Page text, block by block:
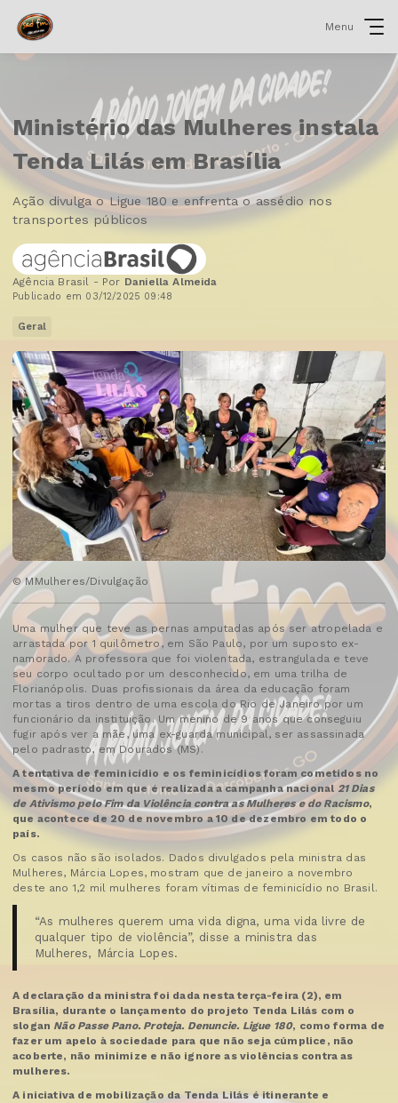
Menu
Ministério das Mulheres instala
Tenda Lilás em Brasília
Ação divulga o Ligue 180 e enfrenta o assédio nos
transportes públicos
Agência Brasil - Por Daniella Almeida
Publicado em 03/12/2025 09:48
Geral
© MMulheres/Divulgação
Uma mulher que teve as pernas amputadas após ser atropelada e
arrastada por 1 quilômetro, em São Paulo, por um suposto ex-
namorado. A professora que foi violentada, estrangulada e teve
seu corpo ocultado por um desconhecido, em uma trilha de
Florianópolis. Duas profissionais da área da educação foram
mortas a tiros dentro de uma escola do Rio de Janeiro por um
funcionário da instituição. Um menino de 9 anos que conseguiu
fugir após ver a mãe, uma ex-guarda municipal, ser assassinada
pelo padrasto, em Dourados (MS).
A tentativa de feminicídio e os feminicídios foram cometidos no
mesmo período em que é realizada a campanha nacional 21 Dias
de Ativismo pelo Fim da Violência contra as Mulheres e do Racismo,
que acontece de 20 de novembro a 10 de dezembro em todo o
país.
Os casos não são isolados. Dados divulgados pela ministra das
Mulheres, Márcia Lopes, mostram que de janeiro a novembro
deste ano 1,2 mil mulheres foram vítimas de feminicídio no Brasil.
“As mulheres querem uma vida digna, uma vida livre de
qualquer tipo de violência”, disse a ministra das
Mulheres, Márcia Lopes.
A declaração da ministra foi dada nesta terça-feira (2), em
Brasília, durante o lançamento do projeto Tenda Lilás com o
slogan Não Passe Pano. Proteja. Denuncie. Ligue 180, como forma de
fazer um apelo à sociedade para que não seja cúmplice, não
acoberte, não minimize e não ignore as violências contra as
mulheres.
A iniciativa de mobilização da Tenda Lilás é itinerante e